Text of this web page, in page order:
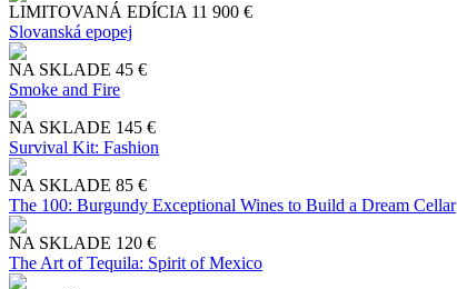
LIMITOVANÁ EDÍCIA 11 900 €
Slo​vanská epopej
NA SKLADE 45 €
Smoke and Fire
NA SKLADE 145 €
Survival Kit: Fashion
NA SKLADE 85 €
The 100: Burgundy Exceptional Wines to Build a Dream Cellar
NA SKLADE 120 €
The Art of Tequila: Spirit of Mexico